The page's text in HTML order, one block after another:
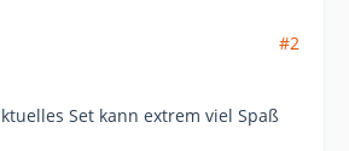
#2
Set kann extrem viel Spaß